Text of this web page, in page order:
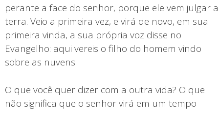
perante a face do senhor, porque ele vem julgar a
terra. Veio a primeira vez, e virá de novo, em sua
primeira vinda, a sua própria voz disse no
Evangelho: aqui vereis o filho do homem vindo
sobre as nuvens.
O que você quer dizer com a outra vida? O que
não significa que o senhor virá em um tempo